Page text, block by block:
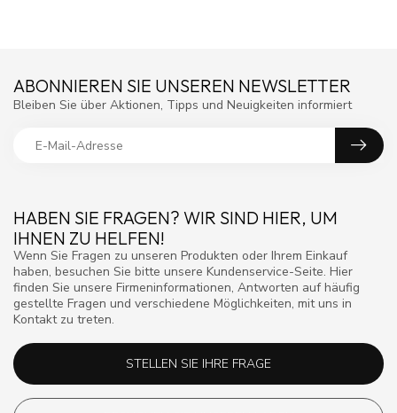
HABEN SIE FRAGEN? WIR SIND HIER, UM
IHNEN ZU HELFEN!
Wenn Sie Fragen zu unseren Produkten oder Ihrem Einkauf
haben, besuchen Sie bitte unsere Kundenservice-Seite. Hier
finden Sie unsere Firmeninformationen, Antworten auf häufig
gestellte Fragen und verschiedene Möglichkeiten, mit uns in
Kontakt zu treten.
STELLEN SIE IHRE FRAGE
ABONNIEREN SIE UNSEREN NEWSLETTER
Bleiben Sie über Aktionen, Tipps und Neuigkeiten informiert